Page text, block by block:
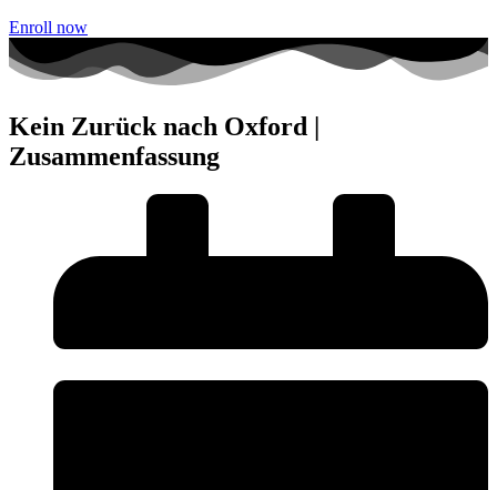
Enroll now
Kein Zurück nach Oxford |
Zusammenfassung